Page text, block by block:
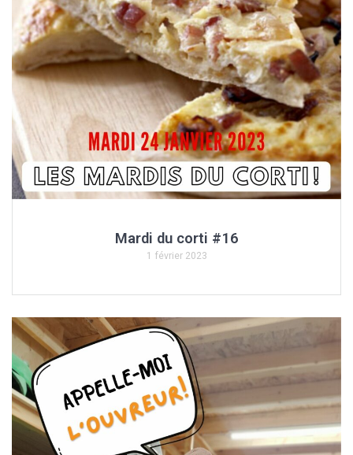
Mardi du corti #16
1 février 2023